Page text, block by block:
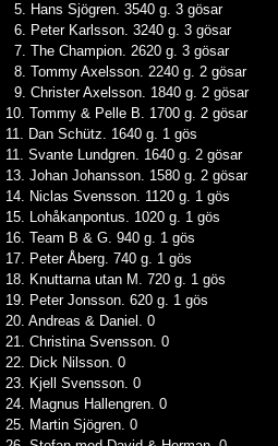
5. Hans Sjögren. 3540 g. 3 gösar
6. Peter Karlsson. 3240 g. 3 gösar
7. The Champion. 2620 g. 3 gösar
8. Tommy Axelsson. 2240 g. 2 gösar
9. Christer Axelsson. 1840 g. 2 gösar
10. Tommy & Pelle B. 1700 g. 2 gösar
11. Dan Schütz. 1640 g. 1 gös
11. Svante Lundgren. 1640 g. 2 gösar
13. Johan Johansson. 1580 g. 2 gösar
14. Niclas Svensson. 1120 g. 1 gös
15. Lohåkanpontus. 1020 g. 1 gös
16. Team B & G. 940 g. 1 gös
17. Peter Åberg. 740 g. 1 gös
18. Knuttarna utan M. 720 g. 1 gös
19. Peter Jonsson. 620 g. 1 gös
20. Andreas & Daniel. 0
21. Christina Svensson. 0
22. Dick Nilsson. 0
23. Kjell Svensson. 0
24. Magnus Hallengren. 0
25. Martin Sjögren. 0